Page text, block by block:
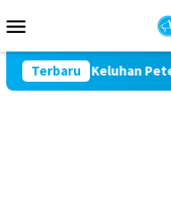
ke
Mobile
Terbaru
Kawal Keluhan Peternak